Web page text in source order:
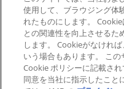
SEC 提出書類
サプラ
公正
使用して、ブラウジング体
れたものにします。
との関連性を向上させるた
します。 Cookieがなけれ
いう場合もあります。 この
Cookie ポリシーに記載さ
同意を当社に指示したこと